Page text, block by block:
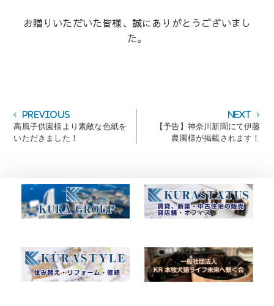
お贈りいただいた皆様、誠にありがとうございまし
た。
投
稿
ナ
ー
シ
ョ
PreviousPrevious
post:
高風子供園様より素敵な色紙を
いただきました！
Next
post:
【予告】神奈川新聞にて伊藤
農園様が掲載されます！